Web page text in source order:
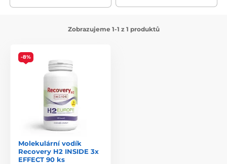
Zobrazujeme 1-1 z 1 produktů
-8%
Molekulární vodík
Recovery H2 INSIDE 3x
EFFECT 90 ks